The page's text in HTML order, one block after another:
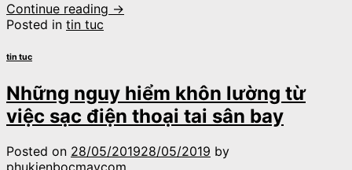
Continue reading →
Posted in tin tuc
tin tuc
Những nguy hiểm khôn lường từ
việc sạc điện thoại tai sân bay
Posted on 28/05/201928/05/2019 by